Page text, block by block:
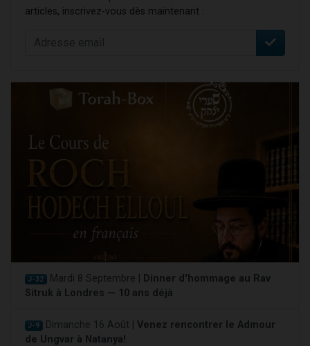
articles, inscrivez-vous dès maintenant :
J-32 Mardi 8 Septembre |
Dinner d'hommage au Rav
Sitruk à Londres — 10 ans déjà
J-9 Dimanche 16 Août | Venez rencontrer le Admour
de Ungvar à Natanya!